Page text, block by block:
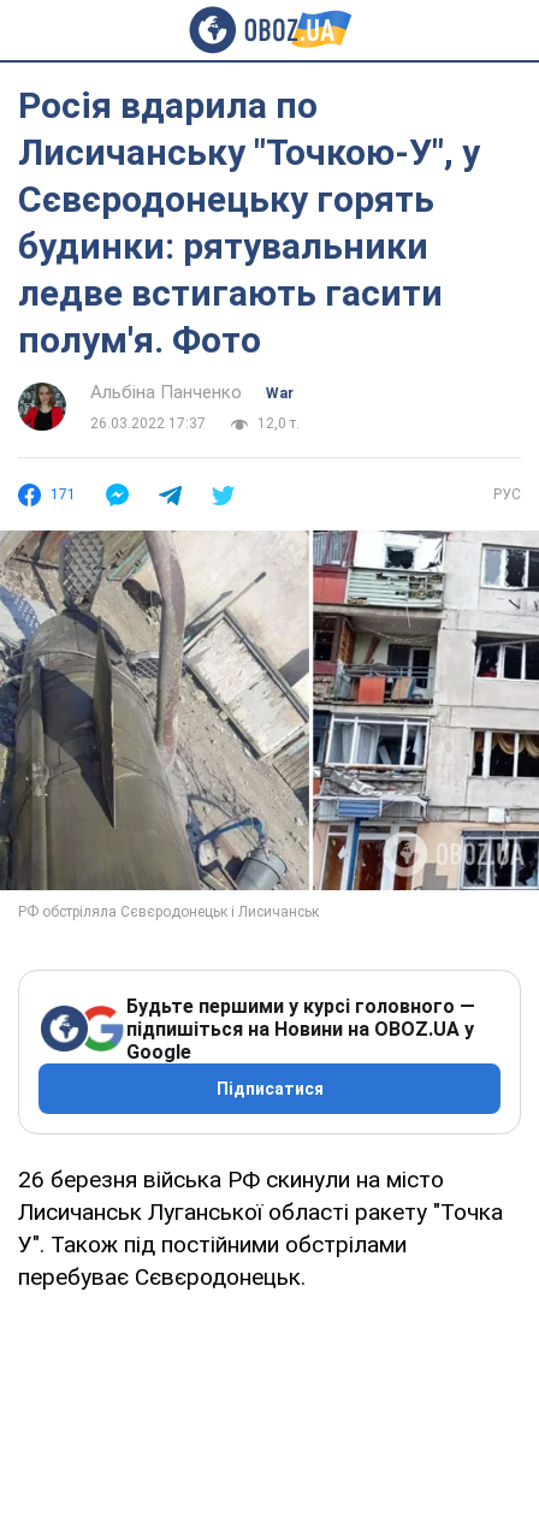
Росія вдарила по
Лисичанську "Точкою-У", у
Сєвєродонецьку горять
будинки: рятувальники
ледве встигають гасити
полум'я. Фото
Альбіна Панченко
War
26.03.2022 17:37
12,0 т.
171 РУС
Будьте першими у курсі головного —
підпишіться на Новини на OBOZ.UA у
Google
Підписатися
26 березня війська РФ скинули на місто
Лисичанськ Луганської області ракету "Точка
У". Також під постійними обстрілами
перебуває Сєвєродонецьк.